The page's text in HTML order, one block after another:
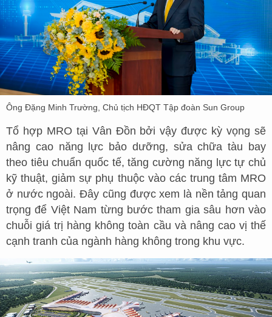
Ông Đặng Minh Trường, Chủ tịch HĐQT Tập đoàn Sun Group
Tổ hợp MRO tại Vân Đồn bởi vậy được kỳ vọng sẽ
nâng cao năng lực bảo dưỡng, sửa chữa tàu bay
theo tiêu chuẩn quốc tế, tăng cường năng lực tự chủ
kỹ thuật, giảm sự phụ thuộc vào các trung tâm MRO
ở nước ngoài. Đây cũng được xem là nền tảng quan
trọng để Việt Nam từng bước tham gia sâu hơn vào
chuỗi giá trị hàng không toàn cầu và nâng cao vị thế
cạnh tranh của ngành hàng không trong khu vực.